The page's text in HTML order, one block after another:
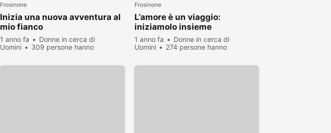
Frosinone
Inizia una nuova avventura al
mio fianco
1 anno fa
Donne in cerca di
Uomini
309 persone hanno
Frosinone
L’amore è un viaggio:
iniziamolo insieme
1 anno fa
Donne in cerca di
Uomini
274 persone hanno